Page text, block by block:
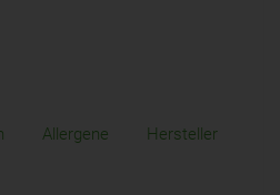
Allergene Hersteller